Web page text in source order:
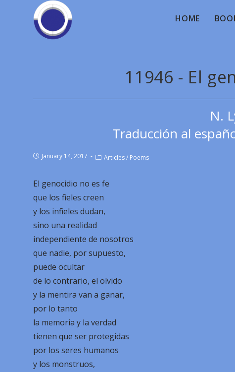
HOME
11946 - El
N.
Traducción al
January 14, 2017 Articles/ Poems
El genocidio no es fe
que los fieles creen
y los infieles dudan,
sino una realidad
independiente de nosotros
que nadie, por supuesto,
puede ocultar
de lo contrario, el olvido
y la mentira van a ganar,
por lo tanto
la memoria y la verdad
tienen que ser protegidas
por los seres humanos
y los monstruos,